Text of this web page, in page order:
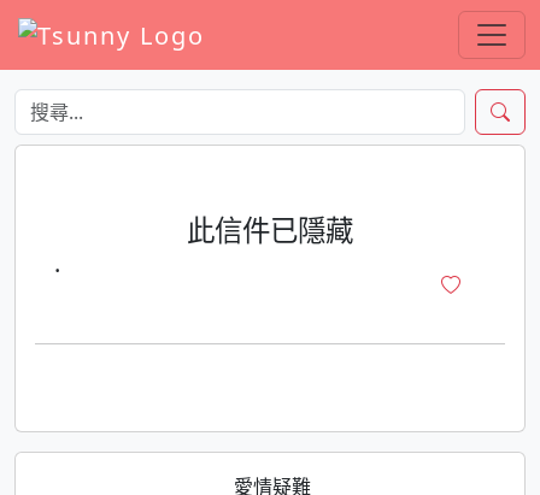
愛情疑難
此信件已隱藏
·